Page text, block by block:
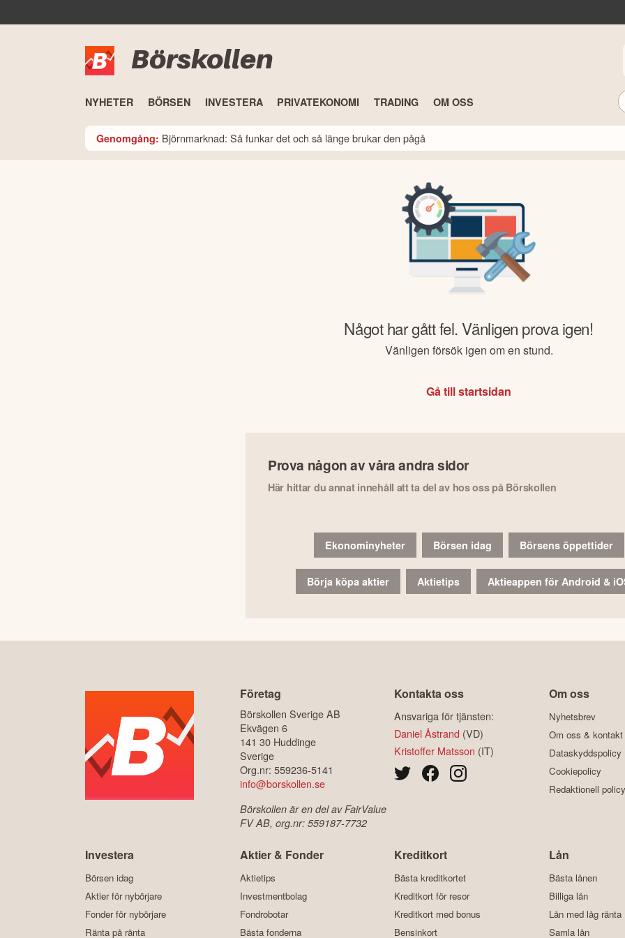
Börskollen
NYHETER BÖRSEN INVESTERA PRIVATEKONOMI TRADING OM OSS
Genomgång: Björnmarknad: Så funkar det och så länge brukar den pågå
Något har gått fel. Vänligen prova igen!
Vänligen försök igen om en stund.
Gå till startsidan
Prova någon av våra andra sidor
Här hittar du annat innehåll att ta del av hos oss på Börskollen
Ekonominyheter Börsen idag Börsens öppettider
Börja köpa aktier Aktietips Aktieappen för Android &
Företag
Börskollen Sverige AB
Ekvägen 6
141 30 Huddinge
Sverige
Org.nr: 559236-5141
info@borskollen.se
Börskollen är en del av FairValue
FV AB, org.nr: 559187-7732
Kontakta oss
Ansvariga för tjänsten:
Daniel Åstrand (VD)
Kristoffer Matsson (IT)
Om oss
Nyhetsbrev
Om oss & kontakt
Dataskyddspolicy
Cookiepolicy
Redaktionell policy
Investera
Börsen idag
Aktier för nybörjare
Fonder för nybörjare
Ränta på ränta
Aktier & Fonder
Aktietips
Investmentbolag
Fondrobotar
Bästa fonderna
Kreditkort
Bästa kreditkortet
Kreditkort för resor
Kreditkort med bonus
Bensinkort
Lån
Bästa lånen
Billiga lån
Lån med låg ränta
Samla lån